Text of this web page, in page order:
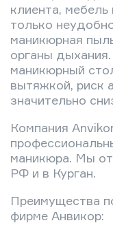
клиента,
только
маникюрная
органы
маникюрный
вытяжкой, риск
значительно
Компания
маникюра. Мы
РФ и в Курган.
Преимущества
фирме Анвикор: